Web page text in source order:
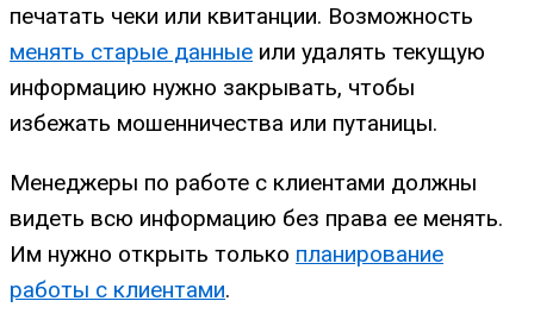
печатать чеки или квитанции. Возможность
менять старые данные или удалять текущую
информацию нужно закрывать, чтобы
избежать мошенничества или путаницы.
Менеджеры по работе с клиентами должны
видеть всю информацию без права ее менять.
Им нужно открыть только планирование
работы с клиентами.